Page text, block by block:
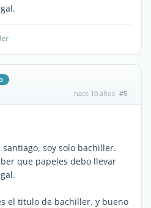
hace 10 años #5
soy solo bachiller.
que papeles debo llevar
el titulo de bachiller. y bueno